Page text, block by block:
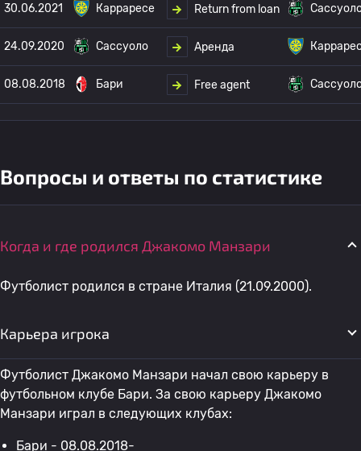
30.06.2021 Карраресе Return from loan
24.09.2020 Сассуоло Аренда
08.08.2018 Бари Free agent
Вопросы и ответы по статистике
Когда и где родился Джакомо Манзари
Футболист родился в стране Италия (21.09.2000).
Карьера игрока
Футболист Джакомо Манзари начал свою карьеру в
футбольном клубе Бари. За свою карьеру Джакомо
Манзари играл в следующих клубах:
Бари - 08.08.2018-